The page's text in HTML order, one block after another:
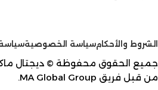
الشروط والأحكامسياسة الخصوصيةسياسة
من قبل فريق MA Global Group
.